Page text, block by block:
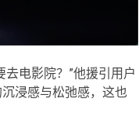
电影院？”他援引用户
浸感与松弛感，这也